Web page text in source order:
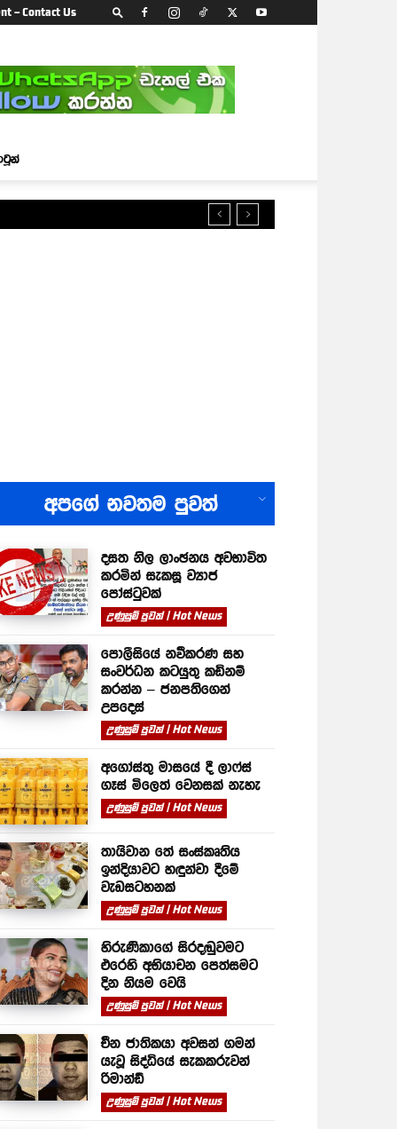
– Contact Us
අපගේ නවතම පුවත්
දසත නිල ලාංඡනය අවභාවිත
කරමින් සැකසූ ව්‍යාජ
පෝස්ටුවක්
උණුසුම් පුවත් | Hot News
පොලීසියේ නවීකරණ සහ
සංවර්ධන කටයුතු කඩිනම්
කරන්න – ජනපතිගෙන්
උපදෙස්
උණුසුම් පුවත් | Hot News
අගෝස්තු මාසයේ දී ලාෆ්ස්
ගෑස් මිලෙත් වෙනසක් නැහැ
උණුසුම් පුවත් | Hot News
තායිවාන තේ සංස්කෘතිය
ඉන්දියාවට හඳුන්වා දීමේ
වැඩසටහනක්
උණුසුම් පුවත් | Hot News
හිරුණිකාගේ සිරදඬුවමට
එරෙහි අභියාචන පෙත්සමට
දින නියම වෙයි
උණුසුම් පුවත් | Hot News
චීන ජාතිකයා අවසන් ගමන්
යැවූ සිද්ධියේ සැකකරුවන්
රිමාන්ඩ්
උණුසුම් පුවත් | Hot News